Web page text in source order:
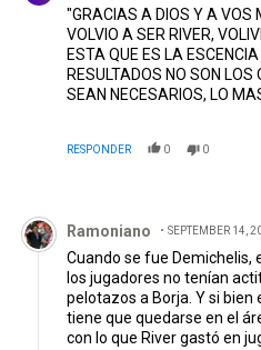
"GRACIAS A DIOS Y A VOS
VOLVIO A SER RIVER,
ESTA QUE ES LA
RESULTADOS NO SON
SEAN NECESARIOS, LO
GRACIAS MUÑECO Y A TU
QUEDARA EN LA
RESPONDER 0 0
Comentario de Ramoniano.
Ramoniano SEPTEMBER 14,
Cuando se fue Demichelis,
los jugadores no tenían
pelotazos a Borja. Y si
tiene que quedarse en el
con lo que River gastó en